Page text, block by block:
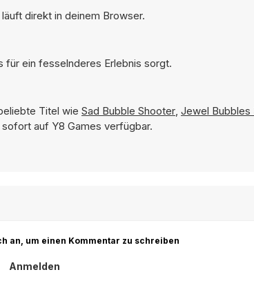
direkt in deinem Browser.
für ein fesselnderes Erlebnis sorgt.
Titel wie Sad Bubble Shooter, Jewel Bubbles
auf Y8 Games verfügbar.
an, um einen Kommentar zu schreiben
Anmelden